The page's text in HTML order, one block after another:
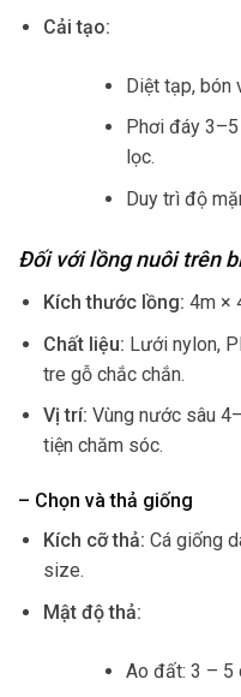
Cải tạo:
Diệt tạp, bón
Phơi đáy
lọc.
Duy trì độ
Đối với lồng nuôi trên
Kích thước lồng: 4m ×
Chất liệu: Lưới nylon,
tre gỗ chắc chắn.
Vị trí: Vùng nước sâu
tiện chăm sóc.
– Chọn và thả giống
Kích cỡ thả: Cá giống
size.
Mật độ thả:
Ao đất: 3 – 5